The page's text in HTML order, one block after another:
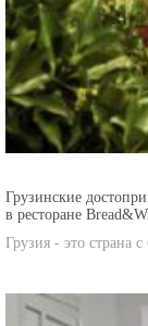
Грузинские
в ресторане
Грузия - это страна